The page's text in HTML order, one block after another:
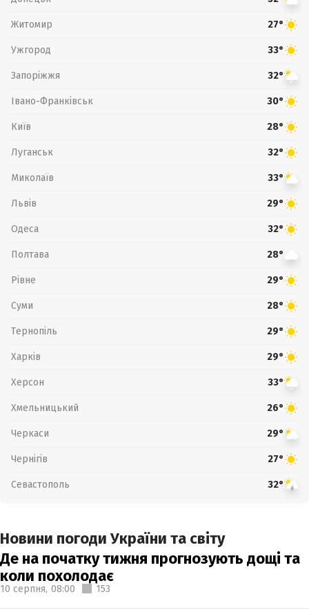
Житомир 27°
Ужгород 33°
Запоріжжя 32°
Івано-Франківськ 30°
Київ 28°
Луганськ 32°
Миколаїв 33°
Львів 29°
Одеса 32°
Полтава 28°
Рівне 29°
Суми 28°
Тернопіль 29°
Харків 29°
Херсон 33°
Хмельницький 26°
Черкаси 29°
Чернігів 27°
Севастополь 32°
Новини погоди України та світу
Де на початку тижня прогнозують дощі та
коли похолодає
10 серпня, 08:00 153